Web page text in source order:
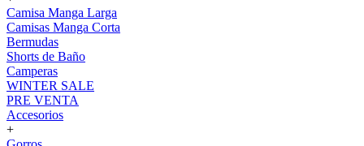
Camisa Manga Larga
Camisas Manga Corta
Bermudas
Shorts de Baño
Camperas
WINTER SALE
PRE VENTA
Accesorios
+